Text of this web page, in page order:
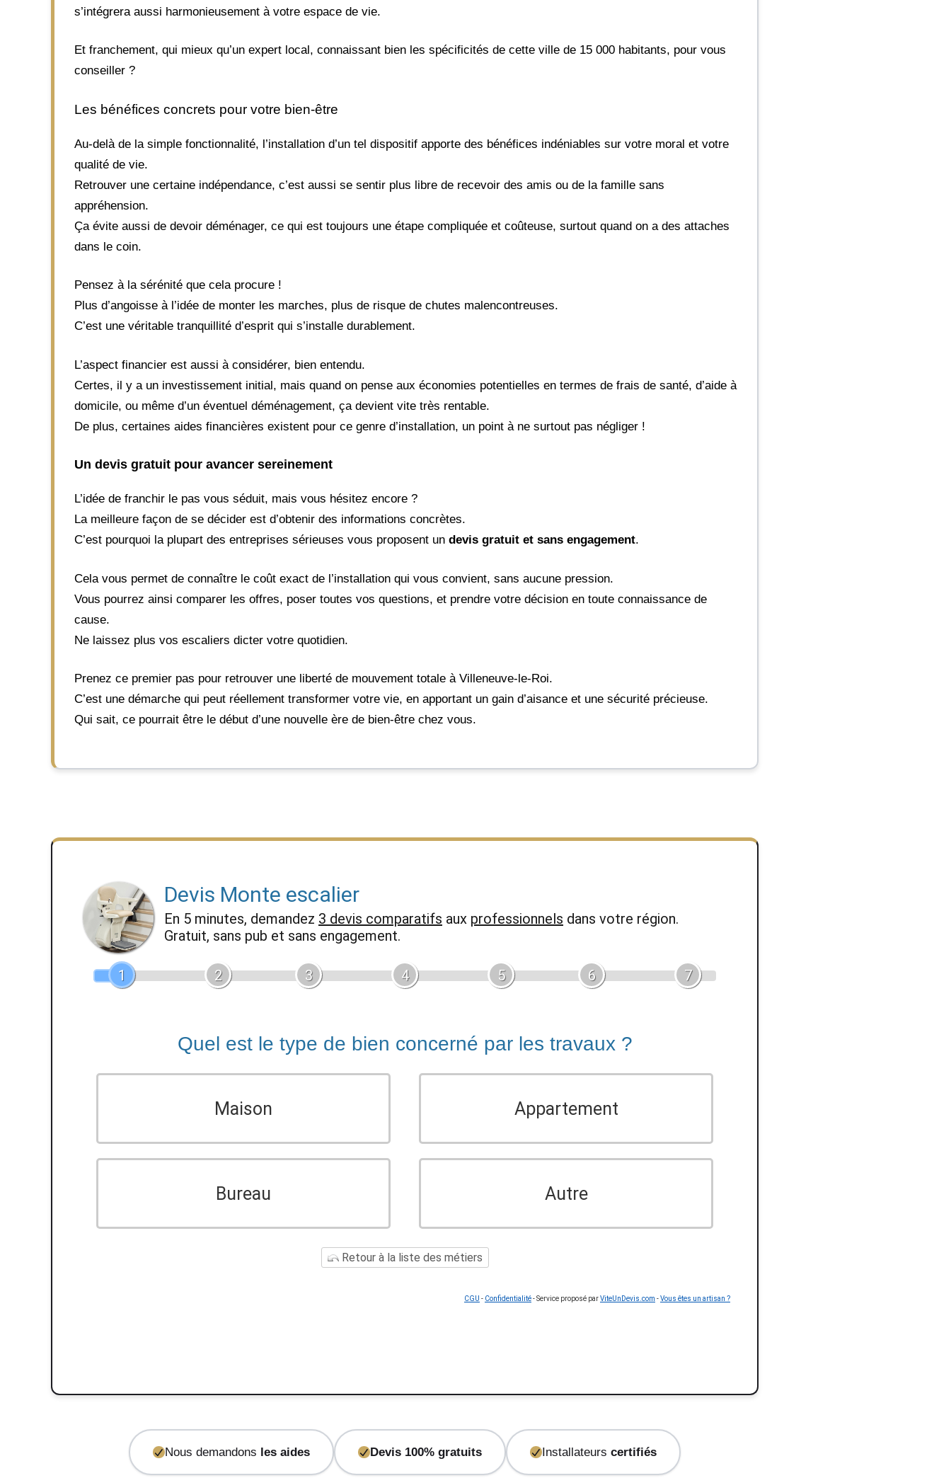
s’intégrera aussi harmonieusement à votre espace de vie.
Et franchement, qui mieux qu’un expert local, connaissant bien les spécificités de cette ville de 15 000 habitants, pour vous
conseiller ?
Les bénéfices concrets pour votre bien-être
Au-delà de la simple fonctionnalité, l’installation d’un tel dispositif apporte des bénéfices indéniables sur votre moral et votre
qualité de vie.
Retrouver une certaine indépendance, c’est aussi se sentir plus libre de recevoir des amis ou de la famille sans
appréhension.
Ça évite aussi de devoir déménager, ce qui est toujours une étape compliquée et coûteuse, surtout quand on a des attaches
dans le coin.
Pensez à la sérénité que cela procure !
Plus d’angoisse à l’idée de monter les marches, plus de risque de chutes malencontreuses.
C’est une véritable tranquillité d’esprit qui s’installe durablement.
L’aspect financier est aussi à considérer, bien entendu.
Certes, il y a un investissement initial, mais quand on pense aux économies potentielles en termes de frais de santé, d’aide à
domicile, ou même d’un éventuel déménagement, ça devient vite très rentable.
De plus, certaines aides financières existent pour ce genre d’installation, un point à ne surtout pas négliger !
Un devis gratuit pour avancer sereinement
L’idée de franchir le pas vous séduit, mais vous hésitez encore ?
La meilleure façon de se décider est d’obtenir des informations concrètes.
C’est pourquoi la plupart des entreprises sérieuses vous proposent un devis gratuit et sans engagement.
Cela vous permet de connaître le coût exact de l’installation qui vous convient, sans aucune pression.
Vous pourrez ainsi comparer les offres, poser toutes vos questions, et prendre votre décision en toute connaissance de
cause.
Ne laissez plus vos escaliers dicter votre quotidien.
Prenez ce premier pas pour retrouver une liberté de mouvement totale à Villeneuve-le-Roi.
C’est une démarche qui peut réellement transformer votre vie, en apportant un gain d’aisance et une sécurité précieuse.
Qui sait, ce pourrait être le début d’une nouvelle ère de bien-être chez vous.
Devis Monte escalier
En 5 minutes, demandez 3 devis comparatifs aux professionnels dans votre région.
Gratuit, sans pub et sans engagement.
1 2 3 4 5 6 7
Quel est le type de bien concerné par les travaux ?
Maison Appartement
Bureau Autre
Retour à la liste des métiers
CGU - Confidentialité- Service proposé parViteUnDevis.com -Vous êtes un artisan ?
Nous demandons les aides Devis 100% gratuits Installateurs certifiés